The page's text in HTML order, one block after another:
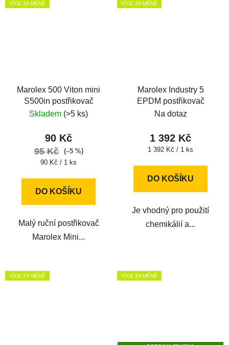
VÍCE ZA MÉNĚ
Marolex 500 Viton mini
S500in postřikovač
Skladem (>5 ks)
90 Kč
95 Kč
(–5 %)
Měrná
90 Kč / 1 ks
DO KOŠÍKU
Malý ruční postřikovač
Marolex Mini...
VÍCE ZA MÉNĚ
Marolex Industry 5
EPDM postřikovač
Na dotaz
1 392 Kč
Měrná
1 392 Kč / 1 ks
DO KOŠÍKU
Je vhodný pro použití
chemikálií a...
VÍCE ZA MÉNĚ VÍCE ZA MÉNĚ